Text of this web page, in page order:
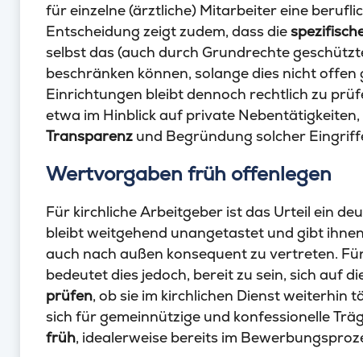
für einzelne (ärztliche) Mitarbeiter eine
Entscheidung zeigt zudem, dass die
selbst das (auch durch Grundrechte
beschränken können, solange dies nicht
Einrichtungen bleibt dennoch rechtlich zu
etwa im Hinblick auf private Nebentätigkeiten,
Transparenz und Begründung solcher
Wertvorgaben früh offenlegen
Für kirchliche Arbeitgeber ist das Urteil ein
bleibt weitgehend unangetastet und gibt
auch nach außen konsequent zu vertreten.
bedeutet dies jedoch, bereit zu sein, sich auf
prüfen, ob sie im kirchlichen Dienst weiterhin
sich für gemeinnützige und konfessionelle
früh, idealerweise bereits im